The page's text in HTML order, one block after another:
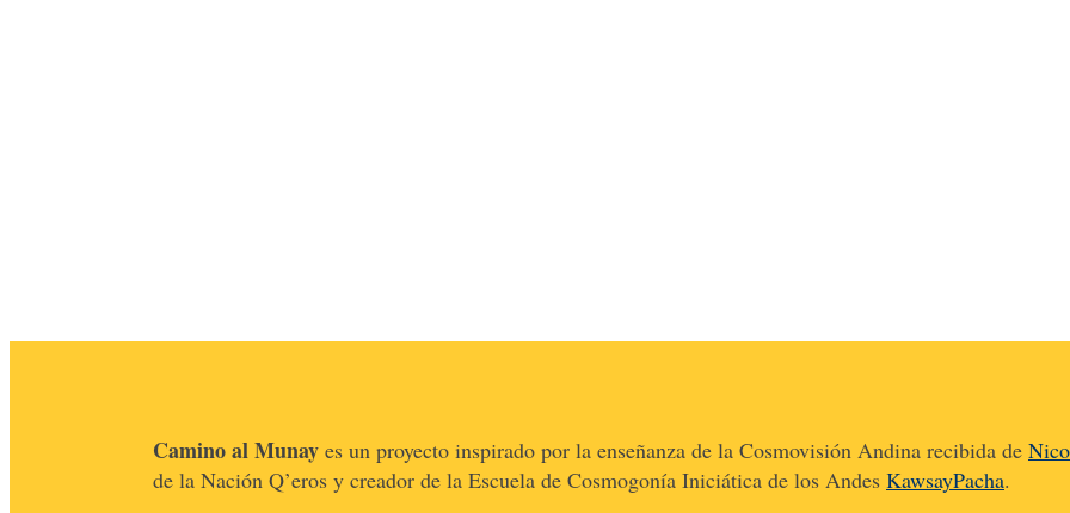
Camino al Munay es un proyecto inspirado por la enseñanza de la Cosmovisión Andina recibida de
de la Nación Q’eros y creador de la Escuela de Cosmogonía Iniciática de los Andes KawsayPacha.